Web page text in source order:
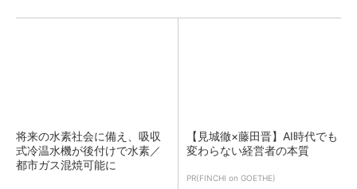
将来の水素社会に備え、吸収
式冷温水機が後付けで水素／
都市ガス混焼可能に
【見城徹×藤田晋】AI時代でも
変わらない経営者の本質
PR(FINCHI on GOETHE)